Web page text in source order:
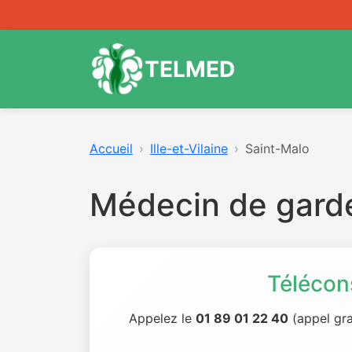
TELMED
Accueil Ille-et-Vilaine Saint-Malo
Médecin de
Appelez le 01 89 01 22 40 (appel